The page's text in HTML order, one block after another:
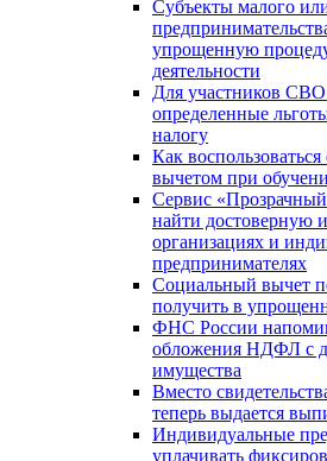
Субъекты малого
упрощенную
деятельности
Для участников
определенные
налогу
Как
вычетом при
Сервис «Прозрачный
найти достоверную
организациях и
предпринимателях
Социальный вычет
получить в
ФНС России
обложения НДФЛ с
имущества
Вместо
теперь выдается
Индивидуальные
уплачивать